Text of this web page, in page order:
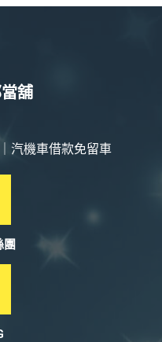
舖
汽機車借款免留車
團